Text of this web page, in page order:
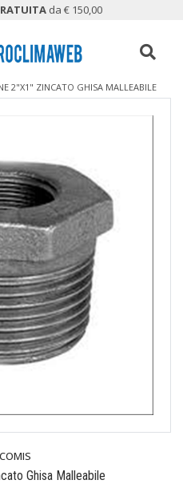
da € 150,00
2"X1" ZINCATO GHISA MALLEABILE
Ghisa Malleabile